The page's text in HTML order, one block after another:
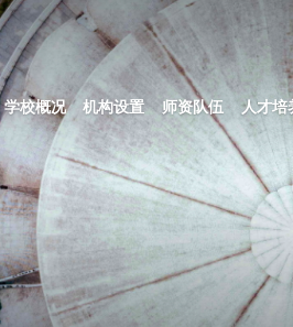
学校概况 机构设置 师资队伍 人才培